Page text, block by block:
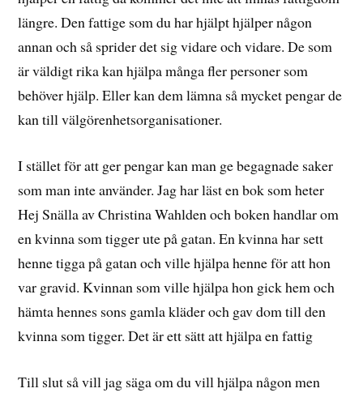
längre. Den fattige som du har hjälpt hjälper någon
annan och så sprider det sig vidare och vidare. De som
är väldigt rika kan hjälpa många fler personer som
behöver hjälp. Eller kan dem lämna så mycket pengar de
kan till välgörenhetsorganisationer.
I stället för att ger pengar kan man ge begagnade saker
som man inte använder. Jag har läst en bok som heter
Hej Snälla av Christina Wahlden och boken handlar om
en kvinna som tigger ute på gatan. En kvinna har sett
henne tigga på gatan och ville hjälpa henne för att hon
var gravid. Kvinnan som ville hjälpa hon gick hem och
hämta hennes sons gamla kläder och gav dom till den
kvinna som tigger. Det är ett sätt att hjälpa en fattig
Till slut så vill jag säga om du vill hjälpa någon men